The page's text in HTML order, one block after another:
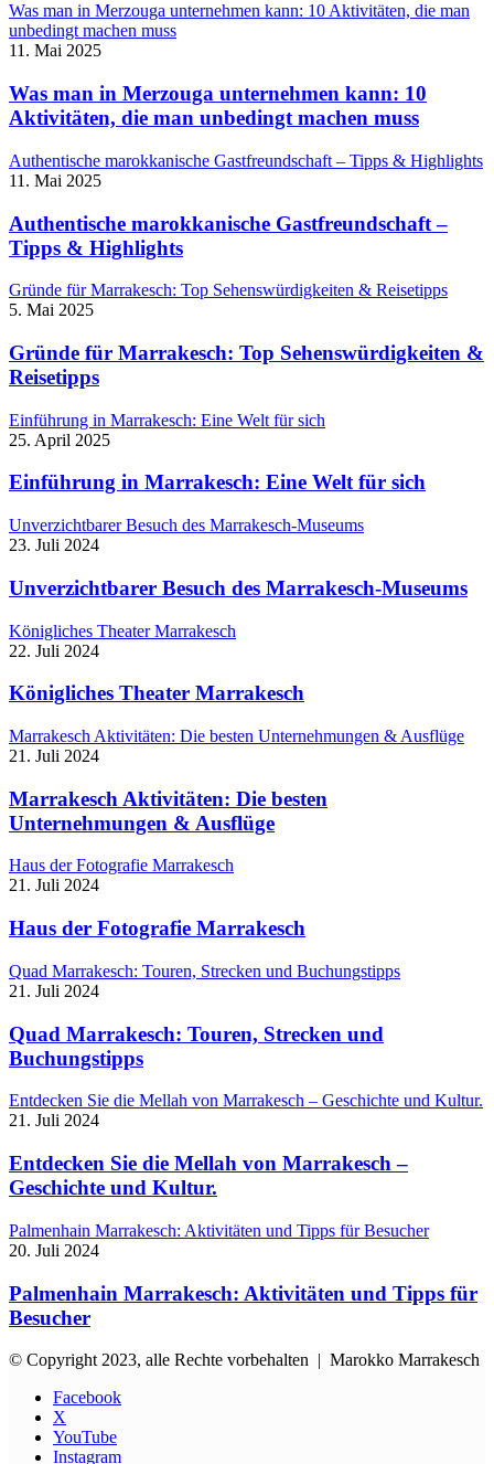
Was man in Merzouga unternehmen kann: 10 Aktivitäten, die man
unbedingt machen muss
11. Mai 2025
Was man in Merzouga unternehmen kann: 10
Aktivitäten, die man unbedingt machen muss
Authentische marokkanische Gastfreundschaft – Tipps & Highlights
11. Mai 2025
Authentische marokkanische Gastfreundschaft –
Tipps & Highlights
Gründe für Marrakesch: Top Sehenswürdigkeiten & Reisetipps
5. Mai 2025
Gründe für Marrakesch: Top Sehenswürdigkeiten &
Reisetipps
Einführung in Marrakesch: Eine Welt für sich
25. April 2025
Einführung in Marrakesch: Eine Welt für sich
Unverzichtbarer Besuch des Marrakesch-Museums
23. Juli 2024
Unverzichtbarer Besuch des Marrakesch-Museums
Königliches Theater Marrakesch
22. Juli 2024
Königliches Theater Marrakesch
Marrakesch Aktivitäten: Die besten Unternehmungen & Ausflüge
21. Juli 2024
Marrakesch Aktivitäten: Die besten
Unternehmungen & Ausflüge
Haus der Fotografie Marrakesch
21. Juli 2024
Haus der Fotografie Marrakesch
Quad Marrakesch: Touren, Strecken und Buchungstipps
21. Juli 2024
Quad Marrakesch: Touren, Strecken und
Buchungstipps
Entdecken Sie die Mellah von Marrakesch – Geschichte und Kultur.
21. Juli 2024
Entdecken Sie die Mellah von Marrakesch –
Geschichte und Kultur.
Palmenhain Marrakesch: Aktivitäten und Tipps für Besucher
20. Juli 2024
Palmenhain Marrakesch: Aktivitäten und Tipps für
Besucher
© Copyright 2023, alle Rechte vorbehalten | Marokko Marrakesch
Facebook
X
YouTube
Instagram